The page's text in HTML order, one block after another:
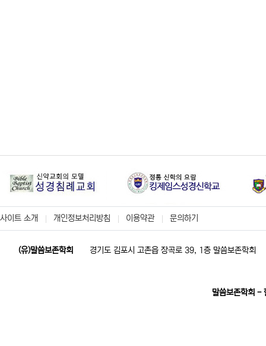
사이트 소개 개인정보처리방침 이용약관 문의하기
(유)말씀보존학회 경기도 김포시 고촌읍 장곡로 39, 1층 말씀보존학회
말씀보존학회 -